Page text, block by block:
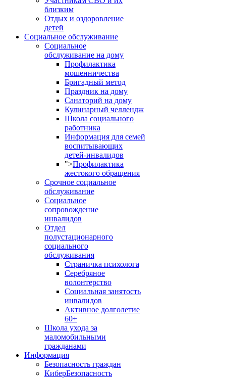
близким
Отдых и оздоровление
детей
Социальное обслуживание
Социальное
обслуживание на дому
Профилактика
мошенничества
Бригадный метод
Праздник на дому
Санаторий на дому
Кулинарный челлендж
Школа социального
работника
Информация для семей
воспитывающих
детей-инвалидов
">Профилактика
жестокого обращения
Срочное социальное
обслуживание
Социальное
сопровождение
инвалидов
Отдел
полустационарного
социального
обслуживания
Страничка психолога
Серебряное
волонтерство
Социальная занятость
инвалидов
Активное долголетие
60+
Школа ухода за
маломобильными
гражданами
Информация
Безопасность граждан
КиберБезопасность